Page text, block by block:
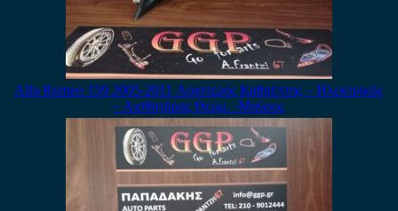
Alfa Romeo 159 2005-2011 Αριστερός Καθρέπτης – Ηλεκτρικός
– Αισθητήρας Θερμ. -Μαύρος